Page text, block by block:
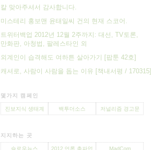
칼 맞아주셔서 감사합니다.
미스테리 홍보맨 윤태일씨 건의 현재 스코어.
트위터백업 2012년 12월 2주까지: 대선, TV토론,
만화판, 아청법, 팔레스타인 외
외계인이 습격해도 여하튼 살아가기 [팝툰 42호]
캐셔로, 사람이 사람을 돕는 이유 [책내서평 / 170315]
몇가지 캠페인
진보지식 생태계 백투더소스 저널리즘 경고문
지지하는 곳
슬로우뉴스 2012 언론 총파업 MadCom